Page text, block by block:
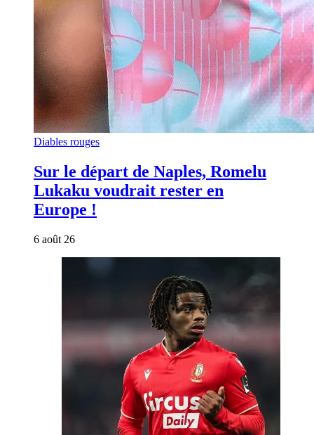
Diables rouges
Sur le départ de Naples, Romelu
Lukaku voudrait rester en
Europe !
6 août 26